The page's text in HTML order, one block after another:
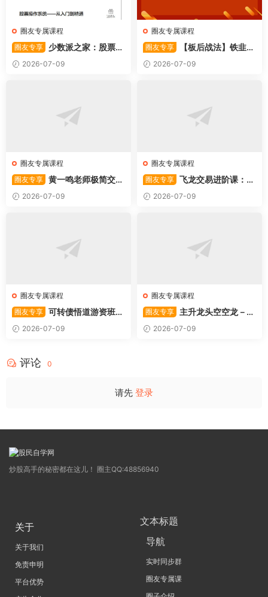
圈友专属课程
圈友专享
少数派之家：股票操
作系统—从入门到精通
2026-07-09
圈友专属课程
圈友专享
【板后战法】铁韭菜
板后强势战法
2026-07-09
圈友专属课程
圈友专享 黄一鸣老师极简交易
系统2026-07-09
圈友专属课程
圈友专享 飞龙交易进阶课：共
振战法
2026-07-09
圈友专属课程
圈友专享 可转债悟道游资班出
奇系列悟道系列守正系列课程-
卓妍
2026-07-09
圈友专属课程
圈友专享
主升龙头空空龙－竞
价抢筹盘口的量化公式与十几
年的体系干货，全篇2026061
2026-07-09
评论 0
请先 登录
炒股高手的秘密都在这儿！ 圈主QQ:48856940
关于
关于我们
免责申明
平台优势
文本标题
导航
实时同步群
圈友专属课